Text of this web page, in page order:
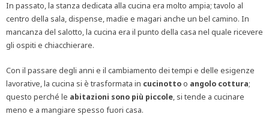
In passato, la stanza dedicata alla cucina era molto ampia; tavolo al
centro della sala, dispense, madie e magari anche un bel camino. In
mancanza del salotto, la cucina era il punto della casa nel quale ricevere
gli ospiti e chiacchierare.
Con il passare degli anni e il cambiamento dei tempi e delle esigenze
lavorative, la cucina si è trasformata in cucinottoo angolo cottura;
questo perché le abitazioni sono più piccole, si tende a cucinare
meno e a mangiare spesso fuori casa.